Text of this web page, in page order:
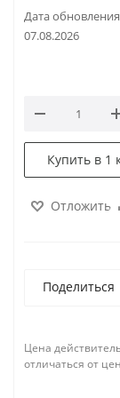
Дата
07.08.2026
Купить в 1
Отложить
Поделиться
Цена
отличаться от